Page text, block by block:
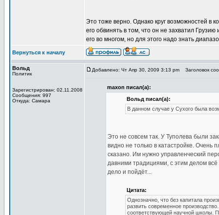
Это тоже верно. Однако круг возможностей в
его обвинять в том, что он не захватил
его во многом, но для этого надо знать
Вернуться к началу
Вольд
Политик
Зарегистрирован: 02.11.2008
Сообщения: 997
Откуда: Самара
Добавлено: Чт Апр 30, 2009 3:13 pm Заголовок
maxon писал(а):
Вольд писал(а):
В данном случае у Сухого была
Это не совсем так. У Туполева были
видно не только в катастройке. Очень
сказано. Им нужно управленческий
давними традициями, с этим делом
дело и пойдёт...
Цитата:
Однозначно, что без капитала
развить современное
соответствующей научной школы.